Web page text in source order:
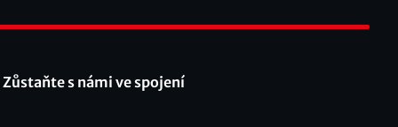
Zůstaňte s námi ve spojení